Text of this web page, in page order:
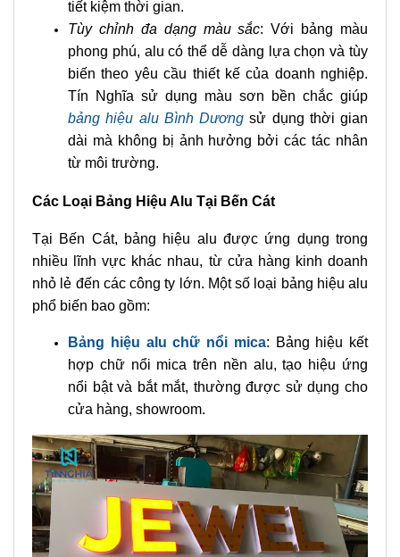
tiết kiệm thời gian.
Tùy chỉnh đa dạng màu sắc: Với bảng màu
phong phú, alu có thể dễ dàng lựa chọn và tùy
biến theo yêu cầu thiết kế của doanh nghiệp.
Tín Nghĩa sử dụng màu sơn bền chắc giúp
bảng hiệu alu Bình Dương sử dụng thời gian
dài mà không bị ảnh hưởng bởi các tác nhân
từ môi trường.
Các Loại Bảng Hiệu Alu Tại Bến Cát
Tại Bến Cát, bảng hiệu alu được ứng dụng trong
nhiều lĩnh vực khác nhau, từ cửa hàng kinh doanh
nhỏ lẻ đến các công ty lớn. Một số loại bảng hiệu alu
phổ biến bao gồm:
Bảng hiệu alu chữ nổi mica: Bảng hiệu kết
hợp chữ nổi mica trên nền alu, tạo hiệu ứng
nổi bật và bắt mắt, thường được sử dụng cho
cửa hàng, showroom.